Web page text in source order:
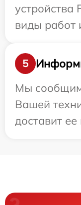
устройства
виды работ
5
Мы
Вашей
доставит